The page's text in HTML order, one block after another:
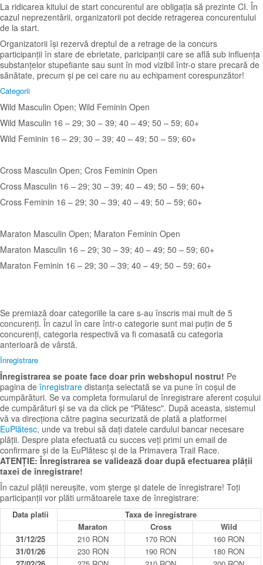
La ridicarea kitului de start concurentul are obligația să prezinte CI. În
cazul neprezentării, organizatorii pot decide retragerea concurentului
de la start.
Organizatorii își rezervă dreptul de a retrage de la concurs
participanții în stare de ebrietate, paricipanții care se află sub influența
substanțelor stupefiante sau sunt în mod vizibil într-o stare precară de
sănătate, precum și pe cei care nu au echipament corespunzător!
Categorii
Wild Masculin Open; Wild Feminin Open
Wild Masculin 16 – 29; 30 – 39; 40 – 49; 50 – 59; 60+
Wild Feminin 16 – 29; 30 – 39; 40 – 49; 50 – 59; 60+
Cross Masculin Open; Cros Feminin Open
Cross Masculin 16 – 29; 30 – 39; 40 – 49; 50 – 59; 60+
Cross Feminin 16 – 29; 30 – 39; 40 – 49; 50 – 59; 60+
Maraton Masculin Open; Maraton Feminin Open
Maraton Masculin 16 – 29; 30 – 39; 40 – 49; 50 – 59; 60+
Maraton Feminin 16 – 29; 30 – 39; 40 – 49; 50 – 59; 60+
Se premiază doar categoriile la care s-au înscris mai mult de 5
concurenți. În cazul în care într-o categorie sunt mai puțin de 5
concurenți, categoria respectivă va fi comasată cu categoria
anterioară de vârstă.
Înregistrare
Înregistrarea se poate face doar prin webshopul nostru! Pe
pagina de înregistrare distanța selectată se va pune în coșul de
cumpărături. Se va completa formularul de înregistrare aferent coșului
de cumpărături și se va da click pe "Plătesc". După aceasta, sistemul
vă va direcționa către pagina securizată de plată a platformei
EuPlătesc, unde va trebui să dați datele cardului bancar necesare
plății. Despre plata efectuată cu succes veți primi un email de
confirmare și de la EuPlătesc și de la Primavera Trail Race.
ATENȚIE: Înregistrarea se validează doar după efectuarea plății
taxei de înregistrare!
În cazul plății nereușite, vom șterge și datele de înregistrare! Toți
participanții vor plăti următoarele taxe de înregistrare:
Data platii
Taxa de înregistrare
Maraton
Cross
Wild
31/12/25
210 RON 170 RON
160 RON
31/01/26
230 RON 190 RON
180 RON